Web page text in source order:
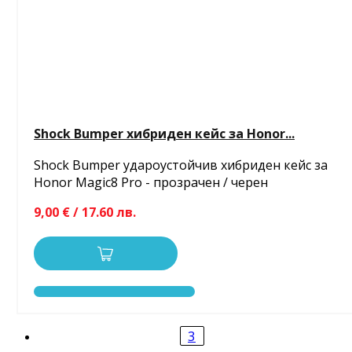
Shock Bumper хибриден кейс за Honor...
Shock Bumper удароустойчив хибриден кейс за
Honor Magic8 Pro - прозрачен / черен
9,00 € / 17.60 лв.
3